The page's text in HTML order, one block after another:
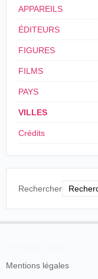
APPAREILS
ÉDITEURS
FIGURES
FILMS
PAYS
VILLES
Crédits
Rechercher
Mentions légales